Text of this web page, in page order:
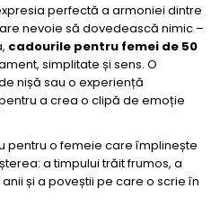
perfectă a armoniei dintre
nevoie să dovedească nimic –
cadourile pentru femei de 50
simplitate și sens. O
nișă sau o experiență
a crea o clipă de emoție
pentru o femeie care împlinește
a timpului trăit frumos, a
și a poveștii pe care o scrie în